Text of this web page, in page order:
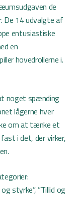
de
De 14 udvalgte af
entusiastiske
en
hovedrollerne i.
noget spænding
lågerne hver
om at tænke et
i det, der virker,
styrke”, ”Tillid og